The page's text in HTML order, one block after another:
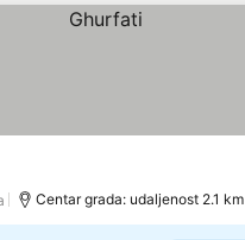
Centar grada: udaljenost 2.1 km